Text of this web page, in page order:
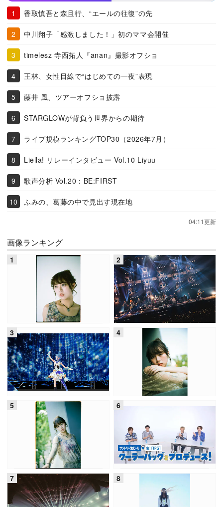
香取慎吾と森且行、“エールの往復”の先
中川翔子「感激しました！」初のママ会開催
timelesz 寺西拓人『anan』撮影オフショ
王林、女性目線で“はじめての一夜”表現
藤井 風、ツアーオフショ披露
STARGLOWが背負う世界からの期待
ライブ規模ランキングTOP30（2026年7月）
Liella! リレーインタビュー Vol.10 Liyuu
歌声分析 Vol.20：BE:FIRST
ふみの、葛藤の中で見出す現在地
04:11更新
画像ランキング